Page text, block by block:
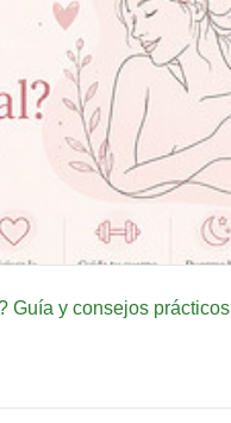
Guía y consejos prácticos